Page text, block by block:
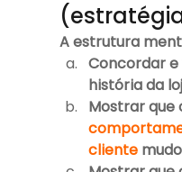
A estrutura
Concordar
história da
Mostrar que
cliente